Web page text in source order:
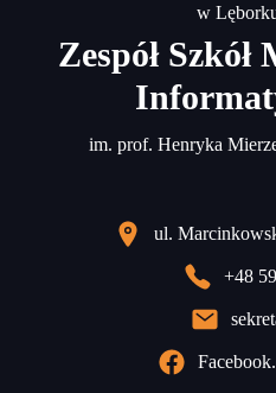
Zespół Szkół
im. prof. Henryka
ul.
+48